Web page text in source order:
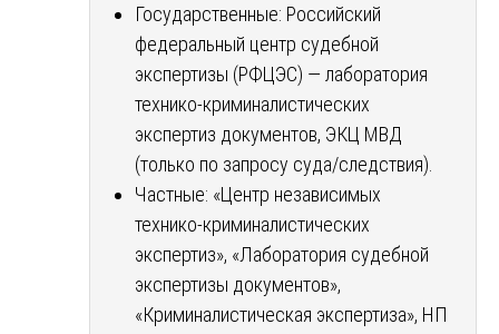
Государственные: Российский
федеральный центр судебной
экспертизы (РФЦЭС) — лаборатория
технико-криминалистических
экспертиз документов, ЭКЦ МВД
(только по запросу суда/следствия).
Частные: «Центр независимых
технико-криминалистических
экспертиз», «Лаборатория судебной
экспертизы документов»,
«Криминалистическая экспертиза», НП